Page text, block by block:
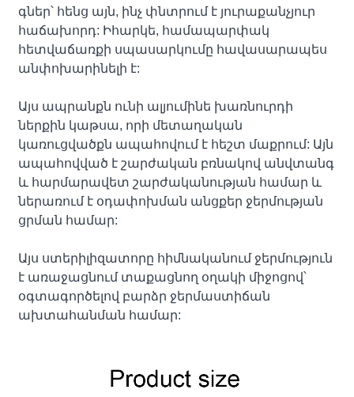
գներ՝ հենց այն, ինչ փնտրում է յուրաքանչյուր
հաճախորդ: Իհարկե, համապարփակ
հետվաճառքի սպասարկումը հավասարապես
անփոխարինելի է:
Այս ապրանքն ունի ալյումինե խառնուրդի
ներքին կաթսա, որի մետաղական
կառուցվածքն ապահովում է հեշտ մաքրում: Այն
ապահովված է շարժական բռնակով անվտանգ
և հարմարավետ շարժականության համար և
ներառում է օդափոխման անցքեր ջերմության
ցրման համար:
Այս ստերիլիզատորը հիմնականում ջերմություն
է առաջացնում տաքացնող օղակի միջոցով՝
օգտագործելով բարձր ջերմաստիճան
ախտահանման համար: